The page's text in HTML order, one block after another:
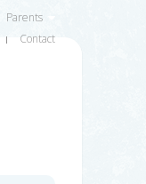
Parents
Contact